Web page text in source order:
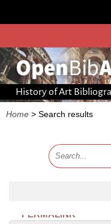
History of Art
Home > Search results
PERMALINK